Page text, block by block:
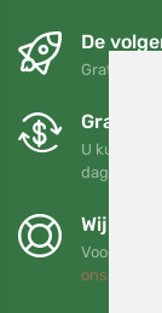
De
Gratis
Gratis
U kunt uw
dagen
Wij
Voor elke
ons